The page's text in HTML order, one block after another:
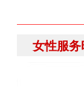
女性服